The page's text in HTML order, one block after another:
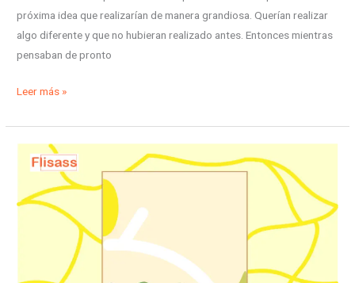
próxima idea que realizarían de manera grandiosa. Querían realizar
algo diferente y que no hubieran realizado antes. Entonces mientras
pensaban de pronto
Leer más »
Una
mancha
blanca